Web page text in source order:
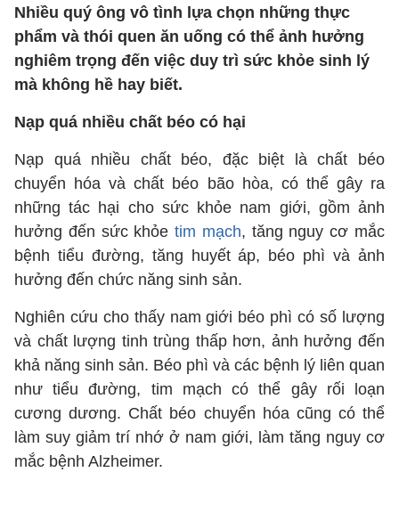
Nhiều quý ông vô tình lựa chọn những thực
phẩm và thói quen ăn uống có thể ảnh hưởng
nghiêm trọng đến việc duy trì sức khỏe sinh lý
mà không hề hay biết.
Nạp quá nhiều chất béo có hại
Nạp quá nhiều chất béo, đặc biệt là chất béo
chuyển hóa và chất béo bão hòa, có thể gây ra
những tác hại cho sức khỏe nam giới, gồm ảnh
hưởng đến sức khỏetim mạch, tăng nguy cơ mắc
bệnh tiểu đường, tăng huyết áp, béo phì và ảnh
hưởng đến chức năng sinh sản.
Nghiên cứu cho thấy nam giới béo phì có số lượng
và chất lượng tinh trùng thấp hơn, ảnh hưởng đến
khả năng sinh sản. Béo phì và các bệnh lý liên quan
như tiểu đường, tim mạch có thể gây rối loạn
cương dương. Chất béo chuyển hóa cũng có thể
làm suy giảm trí nhớ ở nam giới, làm tăng nguy cơ
mắc bệnh Alzheimer.